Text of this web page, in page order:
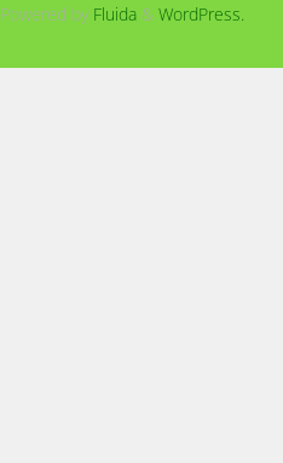
Powered byFluida & WordPress.